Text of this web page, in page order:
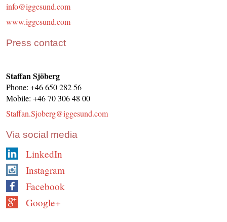
info@iggesund.com
www.iggesund.com
Press contact
Staffan Sjöberg
Phone: +46 650 282 56
Mobile: +46 70 306 48 00
Staffan.Sjoberg@iggesund.com
Via social media
LinkedIn
Instagram
Facebook
Google+